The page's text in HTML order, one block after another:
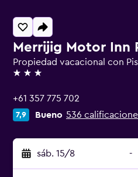
Merrijig Motor Inn
Propiedad vacacional con
3 estrellas
+61 357 775 702
7,9 Bueno 536
sáb. 15/8 -